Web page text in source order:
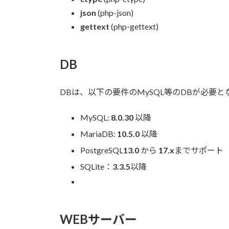
json (php-json)
gettext (php-gettext)
DB
DBは、以下の要件のMySQL等のDBが必要と
MySQL: 8.0.30 以降
MariaDB: 10.5.0 以降
PostgreSQL13.0 から 17.x までサポート
SQLite： 3.3.5以降
WEBサーバー